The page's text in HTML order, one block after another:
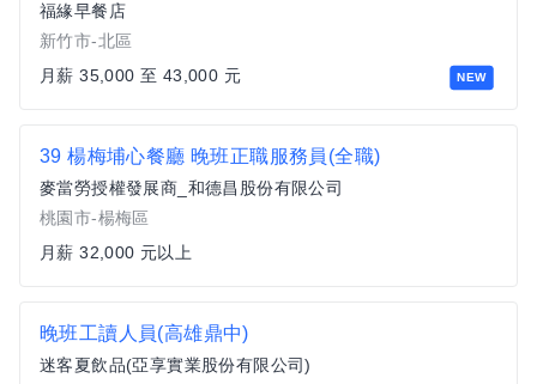
NEW
福緣早餐店
新竹市-北區
月薪 35,000 至 43,000 元
39 楊梅埔心餐廳 晚班正職服務員(全職)
麥當勞授權發展商_和德昌股份有限公司
桃園市-楊梅區
月薪 32,000 元以上
晚班工讀人員(高雄鼎中)
迷客夏飲品(亞享實業股份有限公司)